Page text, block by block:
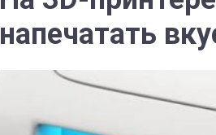
напечатать